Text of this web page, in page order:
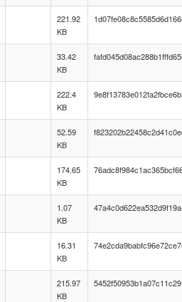
221.92
KB
33.42
KB
222.4
KB
52.59
KB
174.65
KB
1.07
KB
16.31
KB
215.97
KB